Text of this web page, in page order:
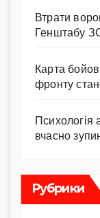
Втрати
Генштабу
Карта
фронту
Психологія
вчасно
Рубрики